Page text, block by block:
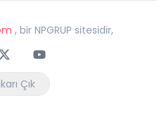
, bir NPGRUP sitesidir,
Youtube
Çık